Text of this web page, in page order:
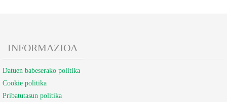
INFORMAZIOA
Datuen babeserako politika
Cookie politika
Pribatutasun politika